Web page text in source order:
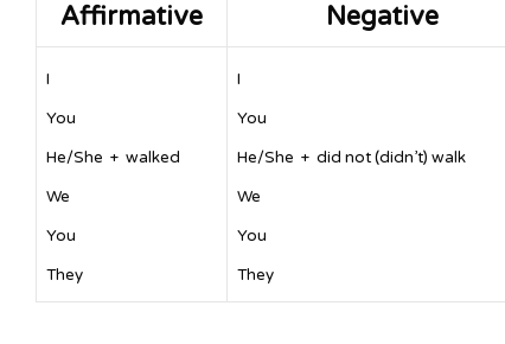
Affirmative Negative
I
You
He/She + walked
We
You
They
I
You
He/She + did not (didn’t) walk
We
You
They